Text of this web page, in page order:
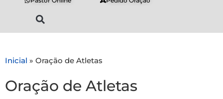
Inicial » Oração de Atletas
Oração de Atletas